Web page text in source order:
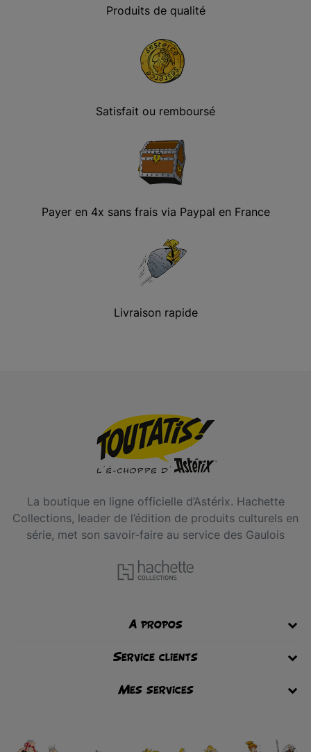
Produits de qualité
Satisfait ou remboursé
Payer en 4x sans frais via Paypal en France
Livraison rapide
La boutique en ligne officielle d’Astérix. Hachette
Collections, leader de l’édition de produits culturels en
série, met son savoir-faire au service des Gaulois
A propos
Service clients
Mes services